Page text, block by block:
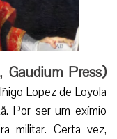
Gaudium Press)
Lopez de Loyola
Por ser um exímio
militar. Certa vez,